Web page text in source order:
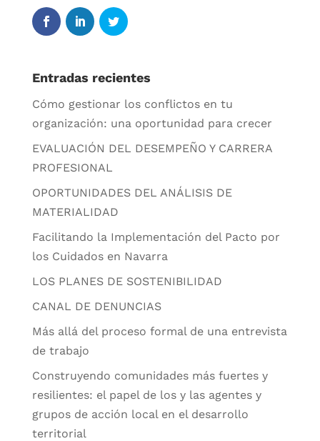
Entradas recientes
Cómo gestionar los conflictos en tu
organización: una oportunidad para crecer
EVALUACIÓN DEL DESEMPEÑO Y CARRERA
PROFESIONAL
OPORTUNIDADES DEL ANÁLISIS DE
MATERIALIDAD
Facilitando la Implementación del Pacto por
los Cuidados en Navarra
LOS PLANES DE SOSTENIBILIDAD
CANAL DE DENUNCIAS
Más allá del proceso formal de una entrevista
de trabajo
Construyendo comunidades más fuertes y
resilientes: el papel de los y las agentes y
grupos de acción local en el desarrollo
territorial